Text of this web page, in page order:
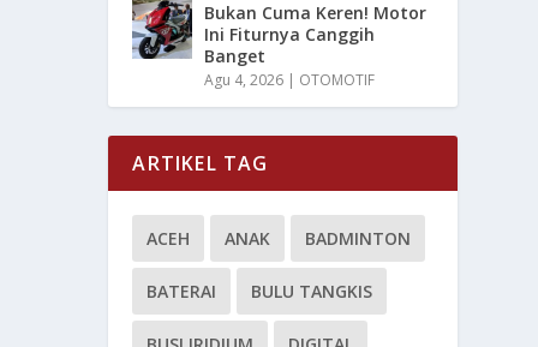
Bukan Cuma Keren! Motor
Ini Fiturnya Canggih
Banget
Agu 4, 2026 | OTOMOTIF
ARTIKEL TAG
ACEH ANAK BADMINTON
BATERAI BULU TANGKIS